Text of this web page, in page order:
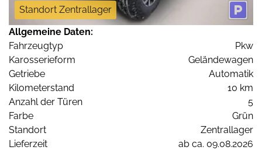
Standort Zentrallager
Allgemeine Daten:
Fahrzeugtyp
Pkw
Karosserieform
Geländewagen
Getriebe
Automatik
Kilometerstand
10 km
Anzahl der Türen
5
Farbe
Grün
Standort
Zentrallager
Lieferzeit
ab ca. 09.08.2026